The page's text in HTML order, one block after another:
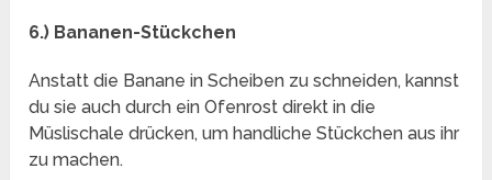
6.) Bananen-Stückchen
Anstatt die Banane in Scheiben zu schneiden, kannst
du sie auch durch ein Ofenrost direkt in die
Müslischale drücken, um handliche Stückchen aus ihr
zu machen.